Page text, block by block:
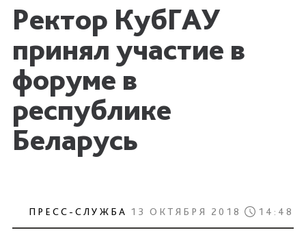
Ректор КубГАУ
принял участие в
форуме в
республике
Беларусь
ПРЕСС-СЛУЖБА 13 ОКТЯБРЯ 2018 14:48